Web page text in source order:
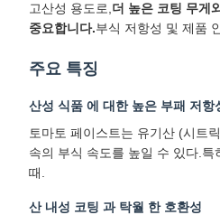
고산성 용도로, 더 높은 코팅 무게
중요합니다.부식 저항성 및 제품
주요 특징
산성 식품 에 대한 높은 부패 저항
토마토 페이스트는 유기산 (시트
속의 부식 속도를 높일 수 있다.
때.
산 내성 코팅 과 탁월 한 호환성